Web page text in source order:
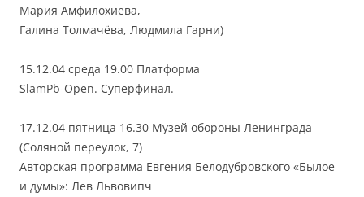
Мария Амфилохиева,
Галина Толмачёва, Людмила Гарни)
15.12.04 среда 19.00 Платформа
SlamРb-Open. Суперфинал.
17.12.04 пятница 16.30 Музей обороны Ленинграда
(Соляной переулок, 7)
Авторская программа Евгения Белодубровского «Былое
и думы»: Лев Львовипч